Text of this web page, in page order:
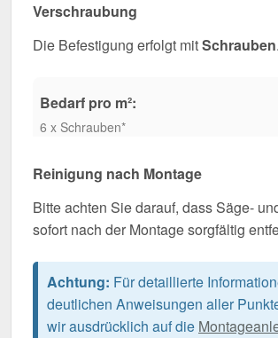
Verschraubung
Die Befestigung erfolgt mitSchrauben.
Bedarf pro m²:
6 x Schrauben*
Reinigung nach Montage
Bitte achten Sie darauf, dass Säge-
sofort nach der Montage sorgfältig
Achtung: Für detaillierte
deutlichen Anweisungen aller
wir ausdrücklich auf die